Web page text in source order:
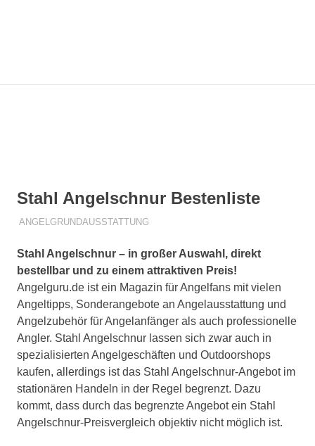
Stahl Angelschnur Bestenliste
1. JULI 2019
R T
ANGELGRUNDAUSSTATTUNG
Stahl Angelschnur – in großer Auswahl, direkt
bestellbar und zu einem attraktiven Preis!
Angelguru.de ist ein Magazin für Angelfans mit vielen
Angeltipps, Sonderangebote an Angelausstattung und
Angelzubehör für Angelanfänger als auch professionelle
Angler. Stahl Angelschnur lassen sich zwar auch in
spezialisierten Angelgeschäften und Outdoorshops
kaufen, allerdings ist das Stahl Angelschnur-Angebot im
stationären Handeln in der Regel begrenzt. Dazu
kommt, dass durch das begrenzte Angebot ein Stahl
Angelschnur-Preisvergleich objektiv nicht möglich ist.